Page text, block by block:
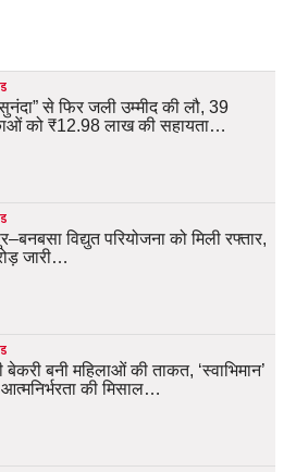
से फिर जली उम्मीद की लौ, 39
को ₹12.98 लाख की सहायता…
विद्युत परियोजना को मिली रफ्तार,
जारी…
बेकरी बनी महिलाओं की ताकत, ‘स्वाभिमान’
की मिसाल…